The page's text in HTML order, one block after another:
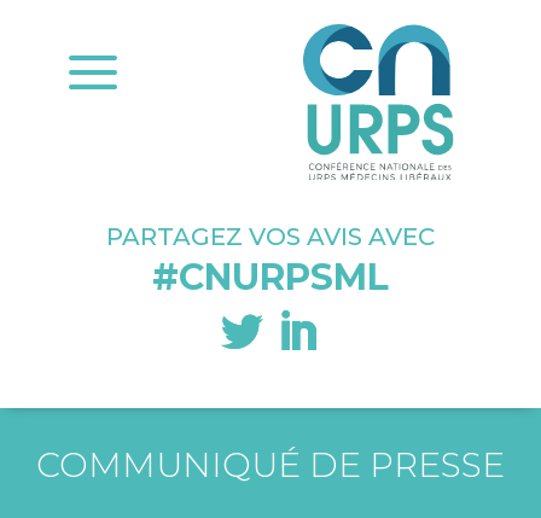
a
PARTAGEZ VOS AVIS AVEC
#CNURPSML
COMMUNIQUÉ DE PRESSE